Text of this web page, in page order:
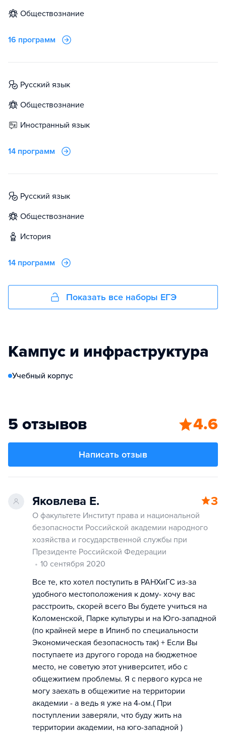
обществознание
16 программ
русский язык
обществознание
иностранный язык
14 программ
русский язык
обществознание
история
14 программ
Показать все наборы ЕГЭ
Кампус и инфраструктура
Учебный корпус
5 отзывов 4.6
Написать отзыв
Яковлева Е. 3
О факультете Институт права и национальной
безопасности Российской академии народного
хозяйства и государственной службы при
Президенте Российской Федерации
10 сентября 2020
Все те, кто хотел поступить в РАНХиГС из-за
удобного местоположения к дому- хочу вас
расстроить, скорей всего Вы будете учиться на
Коломенской, Парке культуры и на Юго-западной
(по крайней мере в Ипинб по специальности
Экономическая безопасность так) + Если Вы
поступаете из другого города на бюджетное
место, не советую этот университет, ибо с
общежитием проблемы. Я с первого курса не
могу заехать в общежитие на территории
академии - а ведь я уже на 4-ом.( При
поступлении заверяли, что буду жить на
территории академии, на юго-западной )